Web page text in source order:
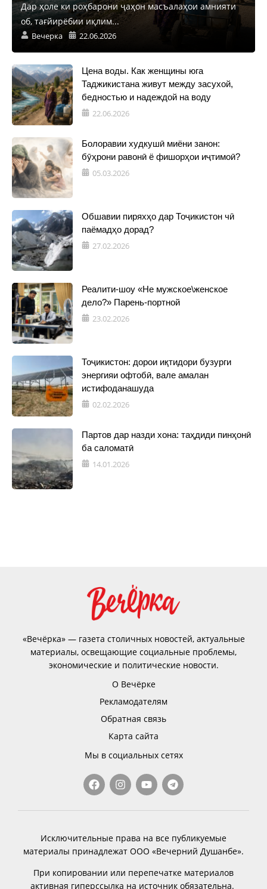
Дар ҳоле ки роҳбарони ҷаҳон масъалаҳои амнияти
об, тағйирёбии иқлим...
Вечерка 22.06.2026
Цена воды. Как женщины юга
Таджикистана живут между засухой,
бедностью и надеждой на воду
22.06.2026
Болоравии худкушӣ миёни занон:
бӯҳрони равонӣ ё фишорҳои иҷтимоӣ?
05.03.2026
Обшавии пиряхҳо дар Тоҷикистон чӣ
паёмадҳо дорад?
27.02.2026
Реалити-шоу «Не мужское\женское
дело?» Парень-портной
23.02.2026
Тоҷикистон: дорои иқтидори бузурги
энергияи офтобӣ, вале амалан
истифоданашуда
02.02.2026
Партов дар назди хона: таҳдиди пинҳонӣ
ба саломатӣ
14.01.2026
«Вечёрка» — газета столичных новостей, актуальные
материалы, освещающие социальные проблемы,
экономические и политические новости.
О Вечёрке
Рекламодателям
Обратная связь
Карта сайта
Мы в социальных сетях
Исключительные права на все публикуемые
материалы принадлежат ООО «Вечерний Душанбе».
При копировании или перепечатке материалов
активная гиперссылка на источник обязательна.